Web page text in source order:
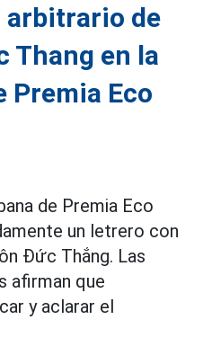
arbitrario de
Thang en la
Premia Eco
de Premia Eco
un letrero con
Đức Thắng. Las
afirman que
y aclarar el